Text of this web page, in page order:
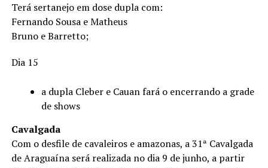
Terá sertanejo em dose dupla com:
Fernando Sousa e Matheus
Bruno e Barretto;
Dia 15
a dupla Cleber e Cauan fará o encerrando a grade
de shows
Cavalgada
Com o desfile de cavaleiros e amazonas, a 31ª Cavalgada
de Araguaína será realizada no dia 9 de junho, a partir